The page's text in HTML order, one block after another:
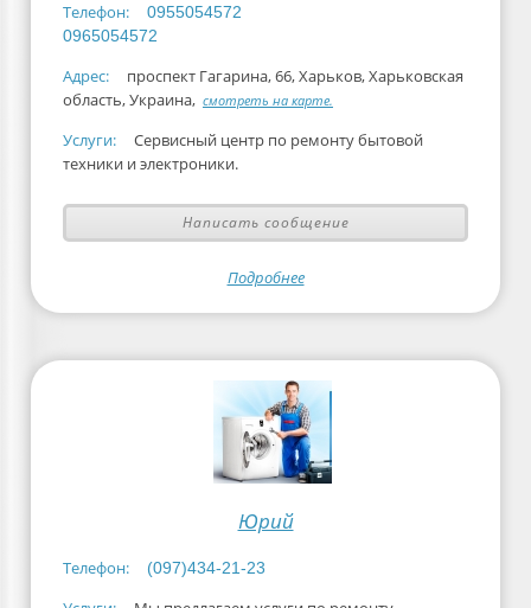
Телефон:
0955054572
0965054572
Адрес:
проспект Гагарина, 66, Харьков, Харьковская
область, Украина, смотреть на карте.
Услуги:
Сервисный центр по ремонту бытовой
техники и электроники.
Написать сообщение
Подробнее
Юрий
Телефон: (097)434-21-23